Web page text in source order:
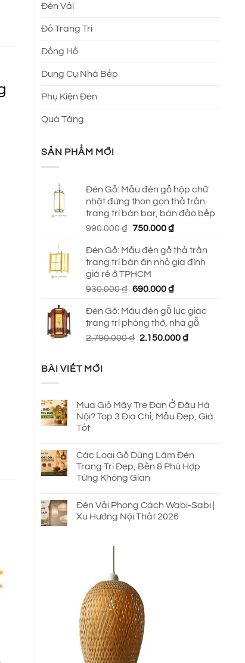
Đèn Vải
Đồ Trang Trí
Đồng Hồ
Dung Cụ Nhà Bếp
Phụ Kiện Đèn
Quà Tặng
SẢN PHẨM MỚI
Đèn Gỗ: Mẫu đèn gỗ hộp chữ
nhật đứng thon gọn thả trần
trang trí bàn bar, bàn đảo bếp
990.000₫ Giá
là:
990.000 ₫.
750.000₫Giá
tại
là:
Đèn Gỗ: Mẫu đèn gỗ thả trần
trang trí bàn ăn nhỏ gia đình
giá rẻ ở TPHCM
930.000₫ Giá
là:
930.000 ₫.
690.000₫Giá
tại
là:
690.000 ₫.
Đèn Gỗ: Mẫu đèn gỗ lục giác
trang trí phòng thờ, nhà gỗ
2.790.000₫ Giá
2.150.000₫Giá
BÀI VIẾT MỚI
Mua Giỏ Mây Tre Đan Ở Đâu Hà
Nội? Top 3 Địa Chỉ, Mẫu Đẹp, Giá
Tốt
Các Loại Gỗ Dùng Làm Đèn
Trang Trí Đẹp, Bền & Phù Hợp
Từng Không Gian
Đèn Vải Phong Cách Wabi-Sabi |
Xu Hướng Nội Thất 2026